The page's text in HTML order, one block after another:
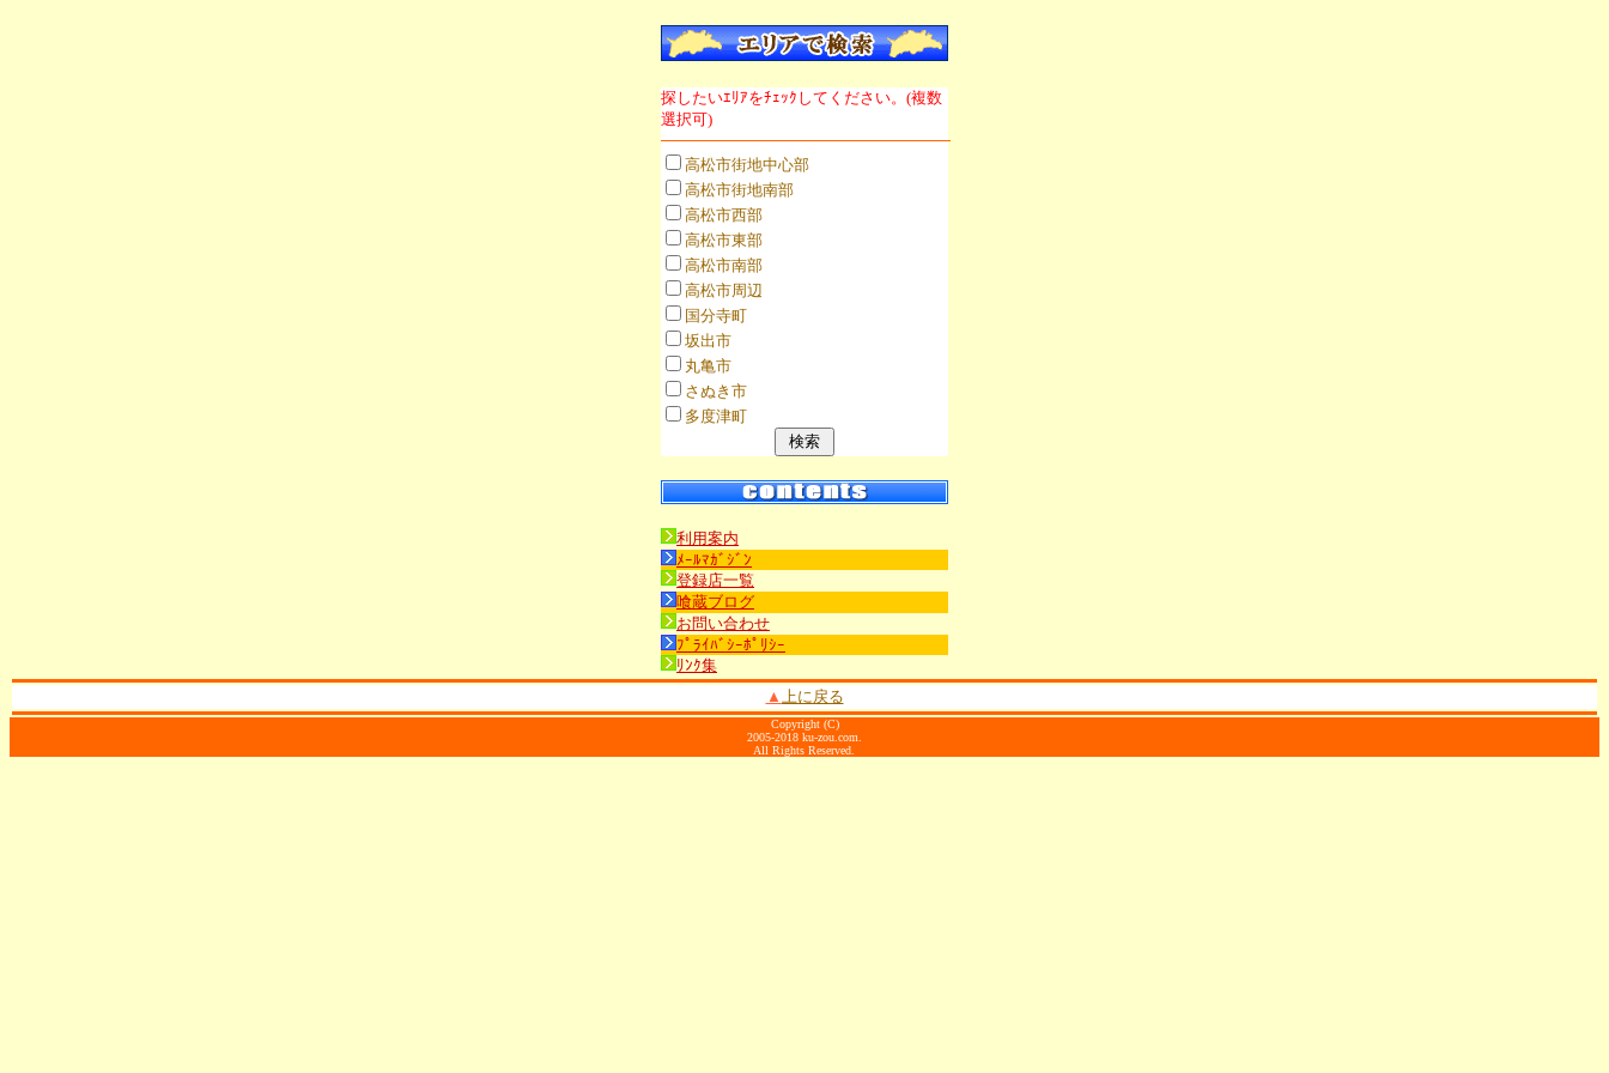
探したいｴﾘｱをﾁｪｯｸしてください。(複数
選択可)
高松市街地中心部
高松市街地南部
高松市西部
高松市東部
高松市南部
高松市周辺
国分寺町
坂出市
丸亀市
さぬき市
多度津町
利用案内
ﾒｰﾙﾏｶﾞｼﾞﾝ
登録店一覧
喰蔵ブログ
お問い合わせ
ﾌﾟﾗｲﾊﾞｼｰﾎﾟﾘｼｰ
ﾘﾝｸ集
▲ 上に戻る
Copyright (C)
2005-2018 ku-zou.com.
All Rights Reserved.